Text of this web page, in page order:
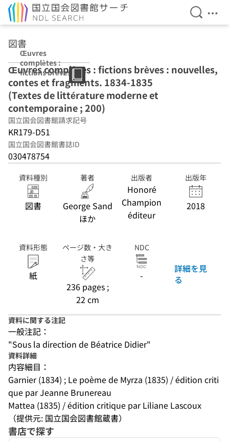
検索を
メ
図書
Œuvres
complètes :
fictions brèves :
nouvelles,
contes et
fragments.
1834-1835
(Textes de
littérature
moderne et
contemporaine ;
200)
Œuvres complètes : fictions brèves : nouvelles,
contes et fragments. 1834-1835
(Textes de littérature moderne et
contemporaine ; 200)
国立国会図書館請求記号
KR179-D51
国立国会図書館書誌ID
030478754
資料種別
図書
著者
George Sand
ほか
出版者
Honoré
Champion
éditeur
出版年
2018
資料形態
紙
ページ数・大き
さ等
236 pages ;
22 cm
NDC
-
詳細を見
る
資料に関する注記
一般注記：
"Sous la direction de Béatrice Didier"
資料詳細
内容細目：
Garnier (1834) ; Le poème de Myrza (1835) / édition criti
que par Jeanne Brunereau
Mattea (1835) / édition critique par Liliane Lascoux
（提供元: 国立国会図書館蔵書）
書店で探す